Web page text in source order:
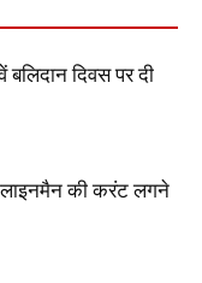
दिवस पर दी
लाइनमैन की करंट लगने